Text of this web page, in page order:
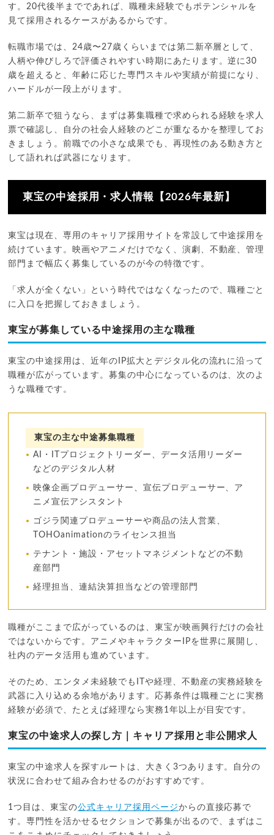
す。20代後半までであれば、職種未経験でもポテンシャルを
見て採用されるケースがあるからです。
転職市場では、24歳〜27歳くらいまでは第二新卒層として、
人柄や伸びしろで評価されやすい時期にあたります。逆に30
歳を超えると、年齢に応じた専門スキルや実績が前提になり、
ハードルが一段上がります。
第二新卒で狙うなら、まずは募集職種で求められる経験を求人
票で確認し、自分の社会人経験のどこが重なるかを整理してお
きましょう。前職での小さな成果でも、再現性のある動き方と
して語れれば武器になります。
東宝の中途採用・求人情報【2026年最新】
東宝は現在、専用のキャリア採用サイトを常設して中途採用を
続けています。映画やアニメだけでなく、演劇、不動産、管理
部門まで幅広く募集しているのが今の特徴です。
「求人が全くない」という時代ではなくなったので、職種ごと
に入口を把握しておきましょう。
東宝が募集している中途採用の主な職種
東宝の中途採用は、近年のIP拡大とデジタル化の流れに沿って
職種が広がっています。募集の中心になっているのは、次のよ
うな職種です。
東宝の主な中途募集職種
AI・ITプロジェクトリーダー、データ活用リーダー
などのデジタル人材
映像企画プロデューサー、宣伝プロデューサー、ア
ニメ宣伝アシスタント
ゴジラ関連プロデューサーや商品の法人営業、
TOHOanimationのライセンス担当
テナント・施設・アセットマネジメントなどの不動
産部門
経理担当、連結決算担当などの管理部門
職種がここまで広がっているのは、東宝が映画興行だけの会社
ではないからです。アニメやキャラクターIPを世界に展開し、
社内のデータ活用も進めています。
そのため、エンタメ未経験でもITや経理、不動産の実務経験を
武器に入り込める余地があります。応募条件は職種ごとに実務
経験が必須で、たとえば経理なら実務1年以上が目安です。
東宝の中途求人の探し方｜キャリア採用と非公開求人
東宝の中途求人を探すルートは、大きく3つあります。自分の
状況に合わせて組み合わせるのがおすすめです。
1つ目は、東宝の公式キャリア採用ページからの直接応募で
す。専門性を活かせるセクションで募集が出るので、まずはこ